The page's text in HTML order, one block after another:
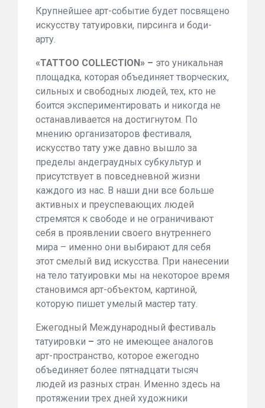
Крупнейшее арт-событие будет посвящено
искусству татуировки, пирсинга и боди-
арту.
«TATTOO COLLECTION» – это уникальная
площадка, которая объединяет творческих,
сильных и свободных людей, тех, кто не
боится экспериментировать и никогда не
останавливается на достигнутом. По
мнению организаторов фестиваля,
искусство тату уже давно вышло за
пределы андеграудных субкультур и
присутствует в повседневной жизни
каждого из нас. В наши дни все больше
активных и преуспевающих людей
стремятся к свободе и не ограничивают
себя в проявлении своего внутреннего
мира – именно они выбирают для себя
этот смелый вид искусства. При нанесении
на тело татуировки мы на некоторое время
становимся арт-объектом, картиной,
которую пишет умелый мастер тату.
Ежегодный Международный фестиваль
татуировки – это не имеющее аналогов
арт-пространство, которое ежегодно
объединяет более пятнадцати тысяч
людей из разных стран. Именно здесь на
протяжении трех дней художники